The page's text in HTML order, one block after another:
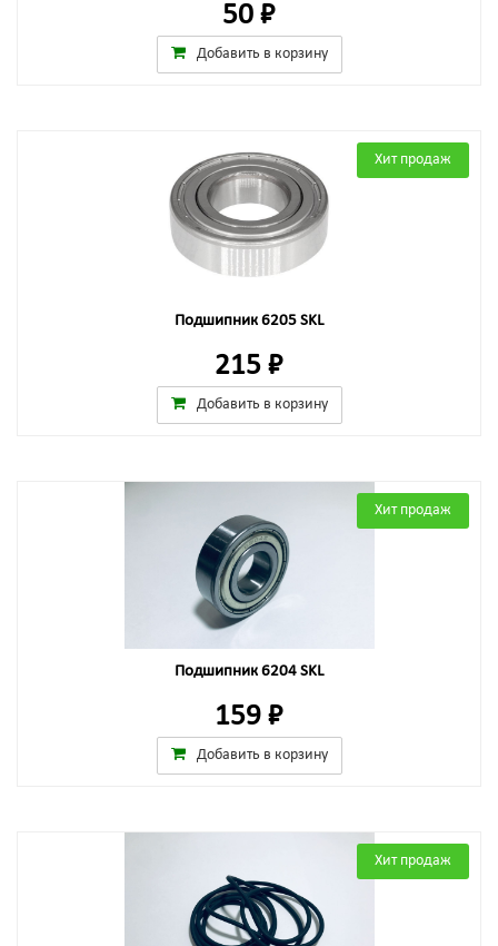
50 ₽
Добавить в корзину
Хит продаж
Подшипник 6205 SKL
215 ₽
Добавить в корзину
Хит продаж
Подшипник 6204 SKL
159 ₽
Добавить в корзину
Хит продаж